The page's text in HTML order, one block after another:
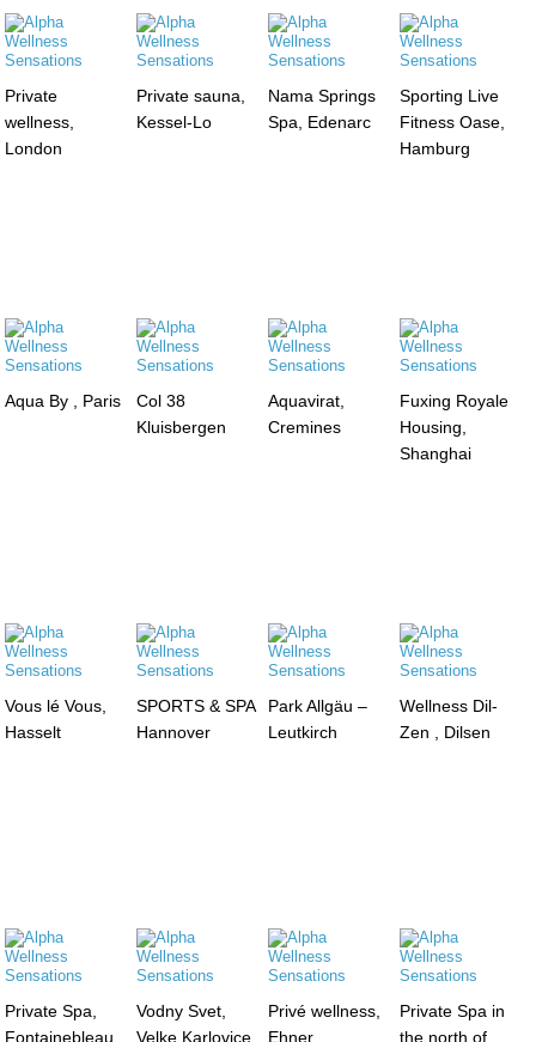
Private
wellness,
London
Private sauna,
Kessel-Lo
Nama Springs
Spa, Edenarc
Sporting Live
Fitness Oase,
Hamburg
Aqua By , Paris
Col 38
Kluisbergen
Aquavirat,
Cremines
Fuxing Royale
Housing,
Shanghai
Vous lé Vous,
Hasselt
SPORTS & SPA
Hannover
Park Allgäu –
Leutkirch
Wellness Dil-
Zen , Dilsen
Private Spa,
Fontainebleau
Vodny Svet,
Velke Karlovice
Privé wellness,
Ehner
Private Spa in
the north of